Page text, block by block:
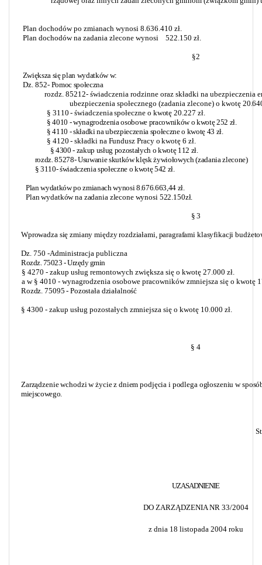
Plan dochodów po zmianach wynosi 8.636.410 zł.
Plan dochodów na zadania zlecone wynosi
522.150 zł.
§ 2
Zwiększa się plan wydatków w:
Dz. 852- Pomoc społeczna
rozdz. 85212- świadczenia rodzinne oraz składki na ubezpieczenia
ubezpieczenia społecznego (zadania zlecone) o kwotę
§ 3110 - świadczenia społeczne o kwotę 20.227 zł.
§ 4010 - wynagrodzenia osobowe pracowników o kwotę 252 zł.
§ 4110 - składki na ubezpieczenia społeczne o kwotę 43 zł.
§ 4120 - składki na Fundusz Pracy o kwotę 6 zł.
§ 4300 - zakup usług pozostałych o kwotę 112 zł.
rozdz. 85278- Usuwanie skutków klęsk żywiołowych (zadania zlecone)
§ 3110- świadczenia społeczne o kwotę 542 zł.
Plan wydatków po zmianach wynosi 8.676.663,44 zł.
Plan wydatków na zadania zlecone wynosi 522.150zł.
§ 3
Wprowadza się zmiany między rozdziałami, paragrafami klasyfikacji
Dz. 750 -Administracja publiczna
Rozdz. 75023 - Urzędy gmin
§ 4270 - zakup usług remontowych zwiększa się o kwotę 27.000 zł.
a w § 4010 - wynagrodzenia osobowe pracowników zmniejsza się o kwotę
Rozdz. 75095 - Pozostała działalność
§ 4300 - zakup usług pozostałych zmniejsza się o kwotę 10.000 zł.
§ 4
Zarządzeniewchodzi w życie z dniem podjęcia i podlega ogłoszeniu w
miejscowego.
UZASADNIENIE
DO ZARZĄDZENIA NR 33/2004
z dnia 18 listopada 2004 roku